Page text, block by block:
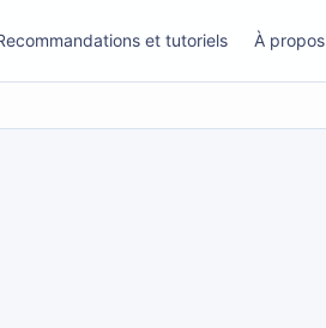
et tutoriels À propos